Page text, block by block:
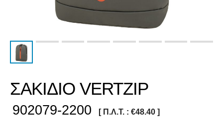
ΣΑΚΙΔΙΟ VERTZIP
902079-2200 [ Π.Λ.Τ. : €48.40 ]